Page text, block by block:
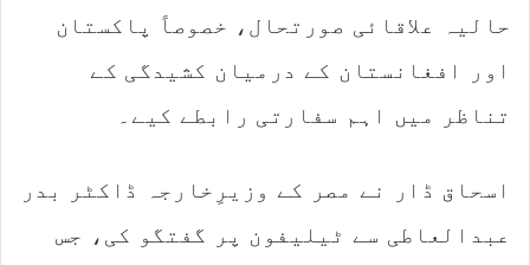
حالیہ علاقائی صورتحال، خصوصاً پاکستان
اور افغانستان کے درمیان کشیدگی کے
تناظر میں اہم سفارتی رابطے کیے۔
اسحاق ڈار نے مصر کے وزیرِخارجہ ڈاکٹر بدر
عبدالعاطی سے ٹیلیفون پر گفتگو کی، جس